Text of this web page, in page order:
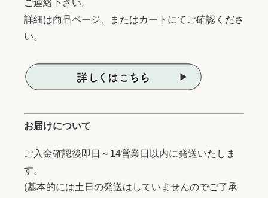
ご連絡下さい。
詳細は商品ページ、またはカートにてご確認くださ
い。
お届けについて
ご入金確認後即日～14営業日以内に発送いたしま
す。
(基本的には土日の発送はしていませんのでご了承